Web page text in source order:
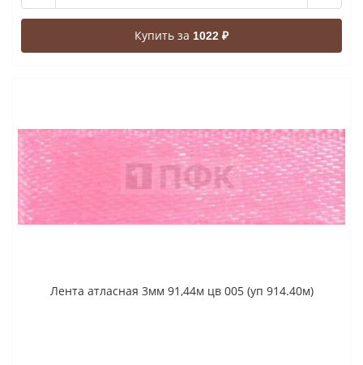
Купить за 1022 ₽
Лента атласная 3мм 91,44м цв 005 (уп 914.40м)